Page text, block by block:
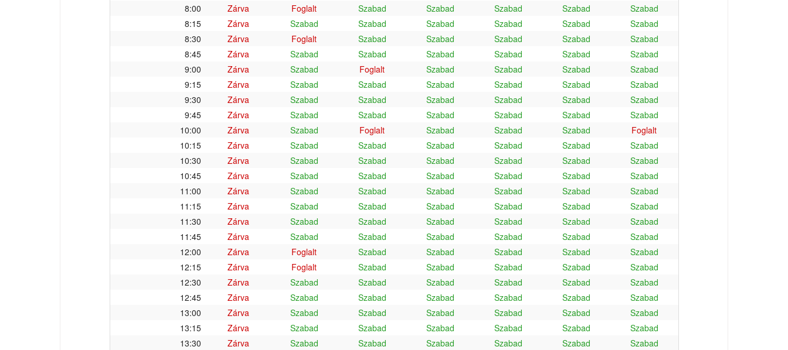
8:00
Zárva Foglalt Szabad Szabad Szabad Szabad
Szabad
8:15
Zárva Szabad Szabad Szabad Szabad Szabad
Szabad
8:30
Zárva Foglalt Szabad Szabad Szabad Szabad
Szabad
8:45
Zárva Szabad Szabad Szabad Szabad Szabad
Szabad
9:00
Zárva Szabad Foglalt Szabad Szabad Szabad
Szabad
9:15
Zárva Szabad Szabad Szabad Szabad Szabad
Szabad
9:30
Zárva Szabad Szabad Szabad Szabad Szabad
Szabad
9:45
Zárva Szabad Szabad Szabad Szabad Szabad
Szabad
10:00
Zárva Szabad Foglalt Szabad Szabad Szabad
Foglalt
10:15
Zárva Szabad Szabad Szabad Szabad Szabad
Szabad
10:30
Zárva Szabad Szabad Szabad Szabad Szabad
Szabad
10:45
Zárva Szabad Szabad Szabad Szabad Szabad
Szabad
11:00
Zárva Szabad Szabad Szabad Szabad Szabad
Szabad
11:15
Zárva Szabad Szabad Szabad Szabad Szabad
Szabad
11:30
Zárva Szabad Szabad Szabad Szabad Szabad
Szabad
11:45
Zárva Szabad Szabad Szabad Szabad Szabad
Szabad
12:00
Zárva Foglalt Szabad Szabad Szabad Szabad
Szabad
12:15
Zárva Foglalt Szabad Szabad Szabad Szabad
Szabad
12:30
Zárva Szabad Szabad Szabad Szabad Szabad
Szabad
12:45
Zárva Szabad Szabad Szabad Szabad Szabad
Szabad
13:00
Zárva Szabad Szabad Szabad Szabad Szabad
Szabad
13:15
Zárva Szabad Szabad Szabad Szabad Szabad
Szabad
13:30
Zárva Szabad Szabad Szabad Szabad Szabad
Szabad